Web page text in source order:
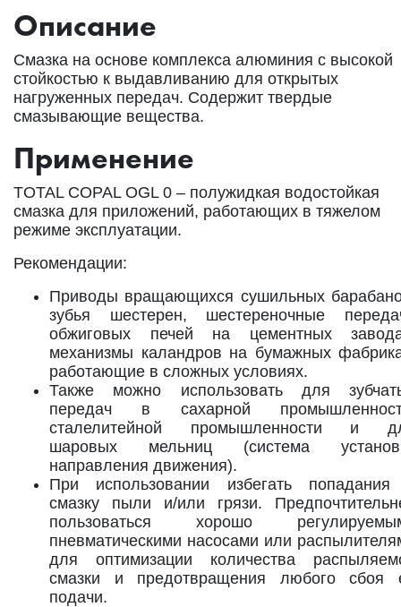
Описание
Смазка на основе комплекса алюминия с высокой
стойкостью к выдавливанию для открытых
нагруженных передач. Содержит твердые
смазывающие вещества.
Применение
TOTAL COPAL OGL 0 – полужидкая водостойкая
смазка для приложений, работающих в тяжелом
режиме эксплуатации.
Рекомендации:
Приводы вращающихся сушильных
зубья шестерен, шестереночные
обжиговых печей на цементных
механизмы каландров на бумажных
работающие в сложных условиях.
Также можно использовать для
передач в сахарной
сталелитейной промышленности и
шаровых мельниц (система
направления движения).
При использовании избегать
смазку пыли и/или грязи.
пользоваться хорошо
пневматическими насосами или
для оптимизации количества
смазки и предотвращения любого сбоя
подачи.